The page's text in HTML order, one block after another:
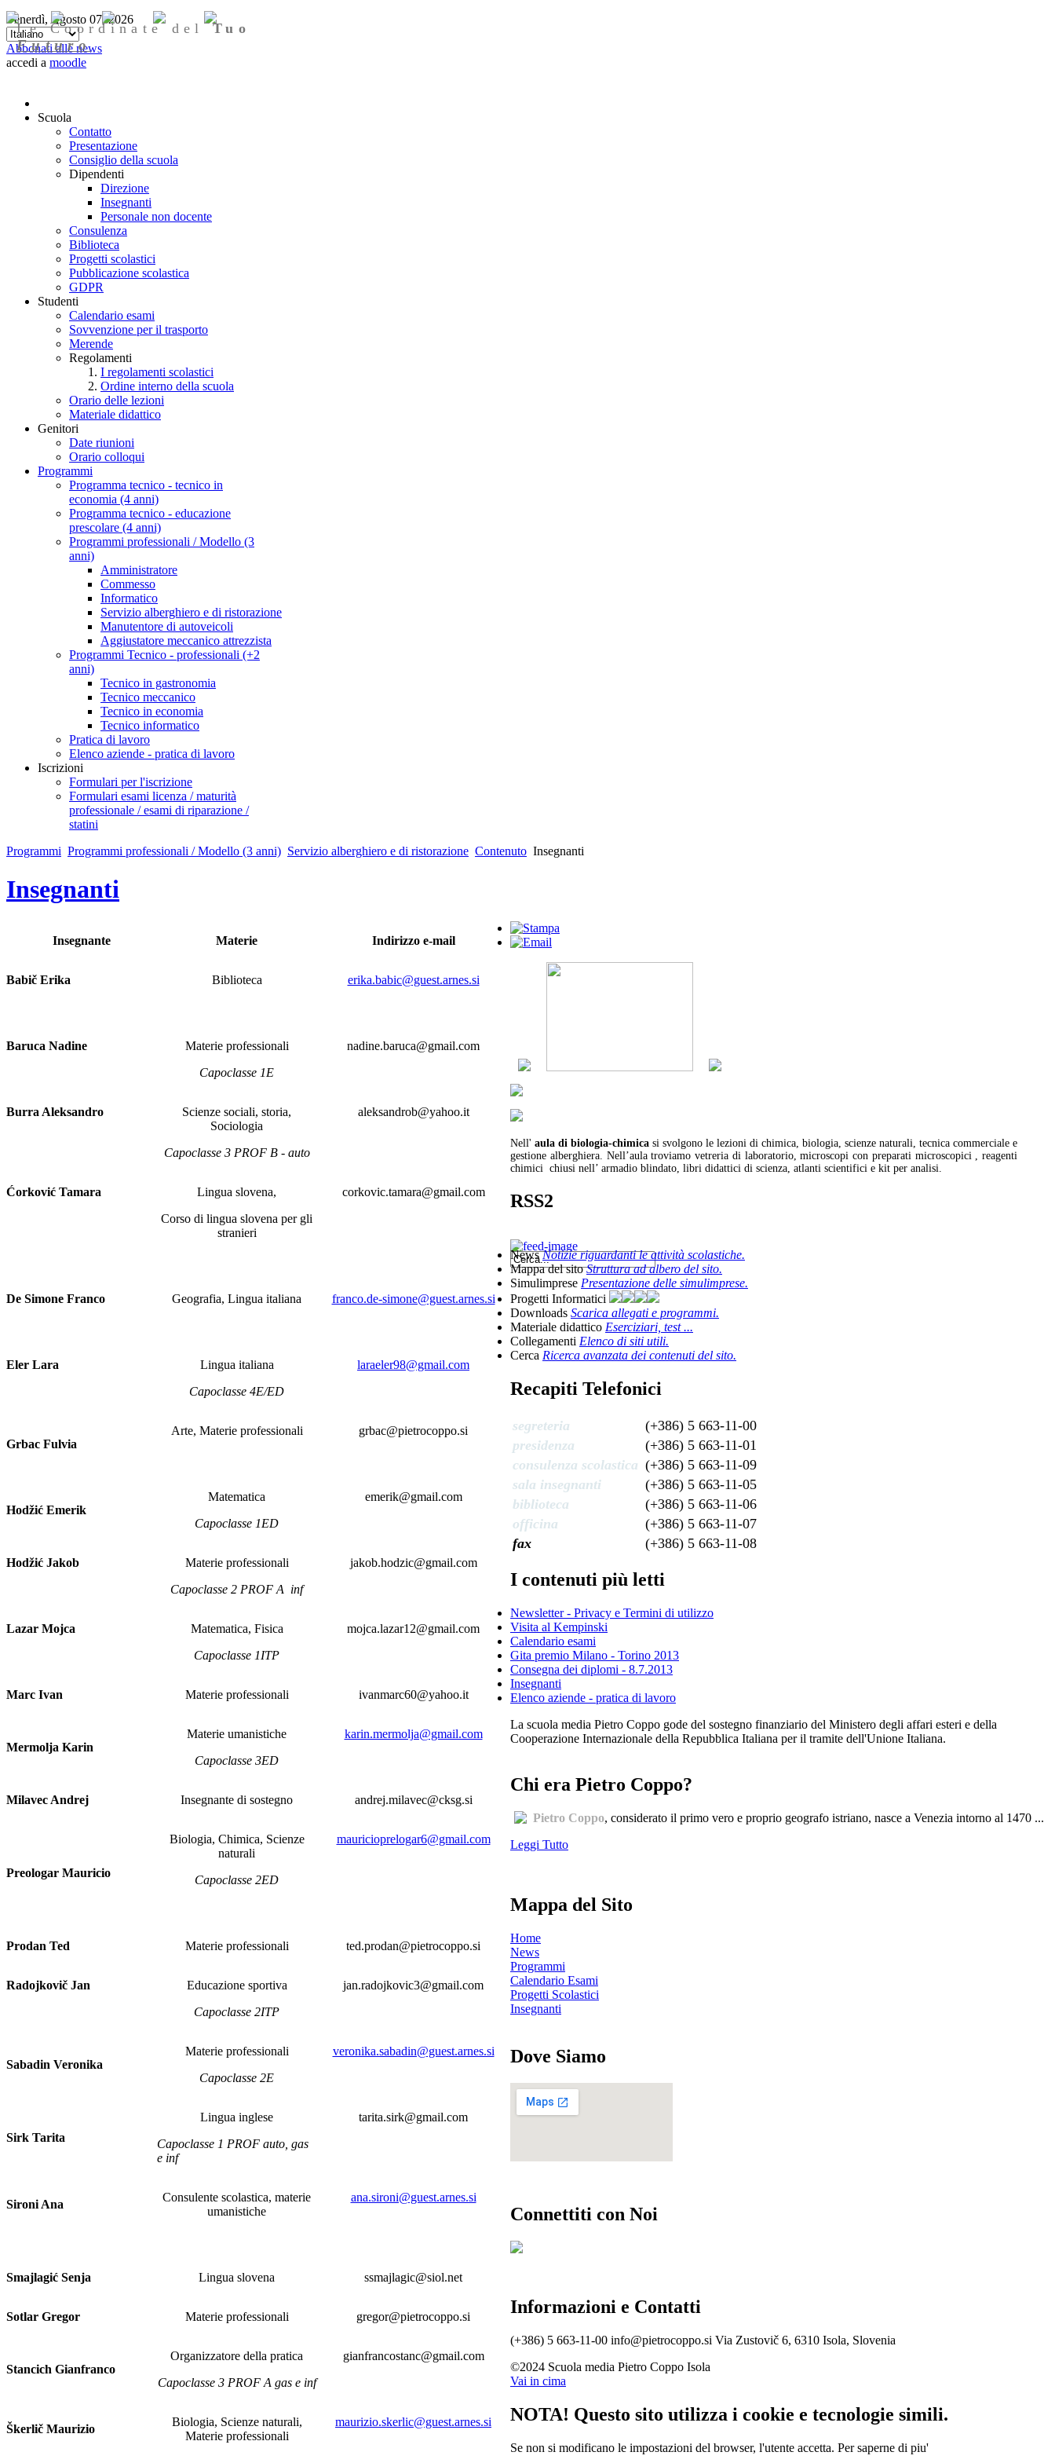
Venerdì, Agosto 07, 2026
Abbonati alle news
accedi a moodle
Le Coordinate delTuo
Futuro
Scuola
Contatto
Presentazione
Consiglio della scuola
Dipendenti
Direzione
Insegnanti
Personale non docente
Consulenza
Biblioteca
Progetti scolastici
Pubblicazione scolastica
GDPR
Studenti
Calendario esami
Sovvenzione per il trasporto
Merende
Regolamenti
I regolamenti scolastici
Ordine interno della scuola
Orario delle lezioni
Materiale didattico
Genitori
Date riunioni
Orario colloqui
Programmi
Programma tecnico - tecnico in
economia (4 anni)
Programma tecnico - educazione
prescolare (4 anni)
Programmi professionali / Modello (3
anni)
Amministratore
Commesso
Informatico
Servizio alberghiero e di ristorazione
Manutentore di autoveicoli
Aggiustatore meccanico attrezzista
Programmi Tecnico - professionali (+2
anni)
Tecnico in gastronomia
Tecnico meccanico
Tecnico in economia
Tecnico informatico
Pratica di lavoro
Elenco aziende - pratica di lavoro
Iscrizioni
Formulari per l'iscrizione
Formulari esami licenza / maturità
professionale / esami di riparazione /
statini
Programmi Programmi professionali / Modello (3 anni) Servizio alberghiero e di ristorazione Contenuto Insegnanti
Insegnanti
Insegnante Materie Indirizzo e-mail
Babič Erika Biblioteca erika.babic@guest.arnes.si
Baruca Nadine
Materie professionali
Capoclasse 1E
nadine.baruca@gmail.com
Burra Aleksandro
Scienze sociali, storia,
Sociologia
Capoclasse 3 PROF B - auto
aleksandrob@yahoo.it
Ćorković Tamara
Lingua slovena,
Corso di lingua slovena per gli
stranieri
corkovic.tamara@gmail.com
De Simone Franco Geografia, Lingua italiana franco.de-simone@guest.arnes.si
Eler Lara
Lingua italiana
Capoclasse 4E/ED
laraeler98@gmail.com
Grbac Fulvia
Arte, Materie professionali grbac@pietrocoppo.si
Hodžić Emerik
Matematica
Capoclasse 1ED
emerik@gmail.com
Hodžić Jakob
Materie professionali
Capoclasse 2 PROF A inf
jakob.hodzic@gmail.com
Lazar Mojca
Matematica, Fisica
Capoclasse 1ITP
mojca.lazar12@gmail.com
Marc Ivan Materie professionali ivanmarc60@yahoo.it
Mermolja Karin
Materie umanistiche
Capoclasse 3ED
karin.mermolja@gmail.com
Milavec Andrej Insegnante di sostegno andrej.milavec@cksg.si
Preologar Mauricio
Biologia, Chimica, Scienze
naturali
Capoclasse 2ED
mauricioprelogar6@gmail.com
Prodan Ted Materie professionali ted.prodan@pietrocoppo.si
Radojkovič Jan
Educazione sportiva
Capoclasse 2ITP
jan.radojkovic3@gmail.com
Sabadin Veronika
Materie professionali
Capoclasse 2E
veronika.sabadin@guest.arnes.si
Sirk Tarita
Lingua inglese
Capoclasse 1 PROF auto, gas
e inf
tarita.sirk@gmail.com
Sironi Ana
Consulente scolastica, materie
umanistiche
ana.sironi@guest.arnes.si
Smajlagić Senja Lingua slovena ssmajlagic@siol.net
Sotlar Gregor Materie professionali gregor@pietrocoppo.si
Stancich Gianfranco
Organizzatore della pratica
Capoclasse 3 PROF A gas e inf
gianfrancostanc@gmail.com
Škerlič Maurizio
Biologia, Scienze naturali,
Materie professionali
maurizio.skerlic@guest.arnes.si
Nell' aula di biologia-chimica si svolgono le lezioni di chimica, biologia, scienze naturali, tecnica commerciale e
gestione alberghiera. Nell’aula troviamo vetreria di laboratorio, microscopi con preparati microscopici , reagenti
chimici chiusi nell’ armadio blindato, libri didattici di scienza, atlanti scientifici e kit per analisi.
RSS2
NewsNotizie riguardanti le attività scolastiche.
Mappa del sitoStruttura ad albero del sito.
Simulimprese Presentazione delle simulimprese.
Progetti Informatici
Downloads Scarica allegati e programmi.
Materiale didattico Eserciziari, test ...
Collegamenti Elenco di siti utili.
Cerca Ricerca avanzata dei contenuti del sito.
Recapiti Telefonici
segreteria
(+386) 5 663-11-00
presidenza
(+386) 5 663-11-01
consulenza scolastica (+386) 5 663-11-09
sala insegnanti
(+386) 5 663-11-05
biblioteca
(+386) 5 663-11-06
officina
(+386) 5 663-11-07
fax
(+386) 5 663-11-08
I contenuti più letti
Newsletter - Privacy e Termini di utilizzo
Visita al Kempinski
Calendario esami
Gita premio Milano - Torino 2013
Consegna dei diplomi - 8.7.2013
Insegnanti
Elenco aziende - pratica di lavoro
La scuola media Pietro Coppo gode del sostegno finanziario del Ministero degli affari esteri e della
Cooperazione Internazionale della Repubblica Italiana per il tramite dell'Unione Italiana.
Chi era Pietro Coppo?
Pietro Coppo, considerato il primo vero e proprio geografo istriano, nasce a Venezia intorno al 1470 ...
Leggi Tutto
Mappa del Sito
Home
News
Programmi
Calendario Esami
Progetti Scolastici
Insegnanti
Dove Siamo
Connettiti con Noi
Informazioni e Contatti
(+386) 5 663-11-00 info@pietrocoppo.si Via Zustovič 6, 6310 Isola, Slovenia
©2024 Scuola media Pietro Coppo Isola
Vai in cima
NOTA! Questo sito utilizza i cookie e tecnologie simili.
Se non si modificano le impostazioni del browser, l'utente accetta. Per saperne di piu'